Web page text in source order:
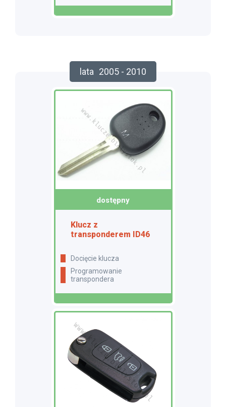
lata 2005 - 2010
dostępny
Klucz z
transponderem ID46
docięcie klucza
programowanie
transpondera